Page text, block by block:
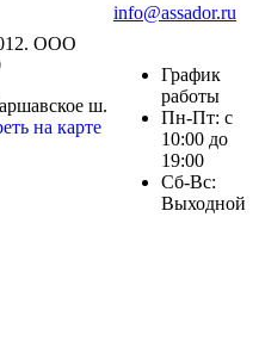
ООО
ш.
на карте
info@assador.ru
График
работы
Пн-Пт: с
10:00 до
19:00
Сб-Вс:
Выходной